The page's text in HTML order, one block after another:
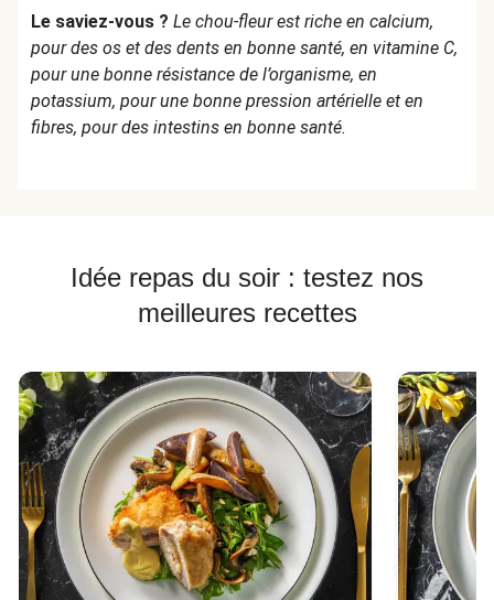
Le saviez-vous ? Le chou-fleur est riche en calcium,
pour des os et des dents en bonne santé, en vitamine C,
pour une bonne résistance de l’organisme, en
potassium, pour une bonne pression artérielle et en
fibres, pour des intestins en bonne santé.
Idée repas du soir : testez nos
meilleures recettes